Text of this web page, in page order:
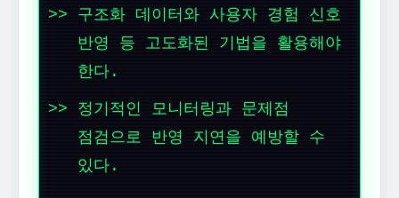
구조화 데이터와 사용자 경험 신호
반영 등 고도화된 기법을 활용해야
한다.
정기적인 모니터링과 문제점
점검으로 반영 지연을 예방할 수
있다.